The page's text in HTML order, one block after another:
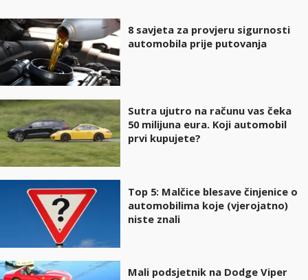
8 savjeta za provjeru sigurnosti
automobila prije putovanja
Sutra ujutro na računu vas čeka
50 milijuna eura. Koji automobil
prvi kupujete?
Top 5: Malčice blesave činjenice o
automobilima koje (vjerojatno)
niste znali
Mali podsjetnik na Dodge Viper